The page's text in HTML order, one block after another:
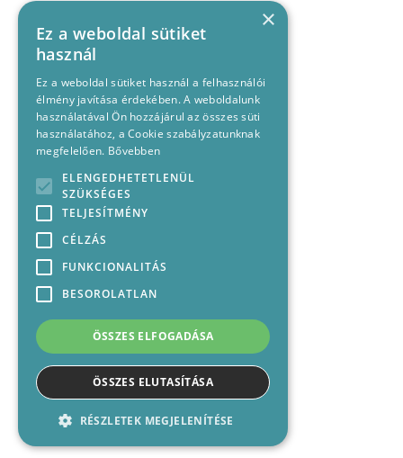
×
Ez a weboldal sütiket
használ
Ez a weboldal sütiket használ a felhasználói
élmény javítása érdekében. A weboldalunk
használatával Ön hozzájárul az összes süti
használatához, a Cookie szabályzatunknak
megfelelően. Bővebben
ELENGEDHETETLENÜL
SZÜKSÉGES
TELJESÍTMÉNY
CÉLZÁS
FUNKCIONALITÁS
BESOROLATLAN
ÖSSZES ELFOGADÁSA
ÖSSZES ELUTASÍTÁSA
RÉSZLETEK MEGJELENÍTÉSE